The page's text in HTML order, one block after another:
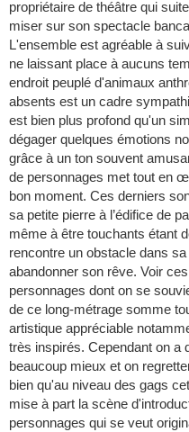
propriétaire de théâtre qui
miser sur son spectacle
L'ensemble est agréable à
ne laissant place à aucuns
endroit peuplé d'animaux
absents est un cadre
est bien plus profond qu'un
dégager quelques émotions
grâce à un ton souvent
de personnages met tout en
bon moment. Ces derniers
sa petite pierre à l’édifice de
même à être touchants étant
rencontre un obstacle dans
abandonner son rêve. Voir
personnages dont on se
de ce long-métrage somme
artistique appréciable
très inspirés. Cependant on
beaucoup mieux et on
bien qu'au niveau des gags
mise à part la scène
personnages qui se veut